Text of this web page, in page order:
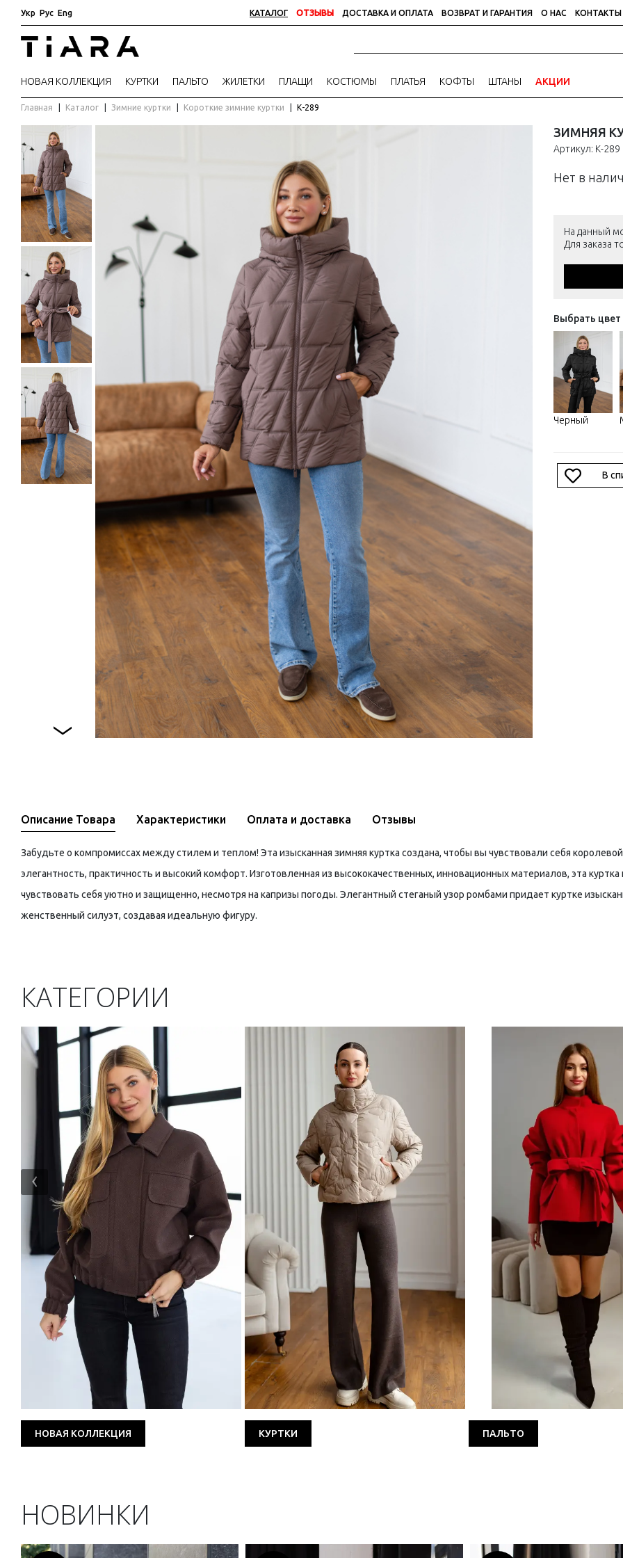
Укр Рус Eng КАТАЛОГ ОТЗЫВЫ ДОСТАВКА И ОПЛАТА ВОЗВРАТ И ГАРАНТИЯ О НАС КОНТАКТЫ
НОВАЯ КОЛЛЕКЦИЯ КУРТКИ ПАЛЬТО ЖИЛЕТКИ ПЛАЩИ КОСТЮМЫ ПЛАТЬЯ КОФТЫ ШТАНЫ АКЦИИ
Главная Каталог Зимние куртки Короткие зимние куртки К-289
ЗИМНЯЯ
Артикул: К-289
Нет в
На данный
Для заказа
Выбрать цвет
Черный
В
Описание Товара Характеристики Оплата и доставка Отзывы
Забудьте о компромиссах между стилем и теплом! Эта изысканная зимняя куртка создана, чтобы вы чувствовали себя
элегантность, практичность и высокий комфорт. Изготовленная из высококачественных, инновационных материалов, эта
чувствовать себя уютно и защищенно, несмотря на капризы погоды. Элегантный стеганый узор ромбами придает куртке
женственный силуэт, создавая идеальную фигуру.
КАТЕГОРИИ
НОВАЯ КОЛЛЕКЦИЯ КУРТКИ ПАЛЬТО
‹
НОВИНКИ